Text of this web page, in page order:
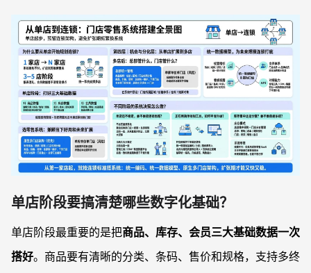
单店阶段要搞清楚哪些数字化基础？
单店阶段最重要的是把商品、库存、会员三大基础数据一次
搭好。商品要有清晰的分类、条码、售价和规格，支持多终